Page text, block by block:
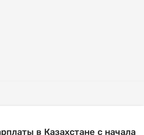
в Казахстане с начала